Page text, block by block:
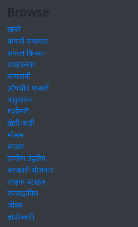
Browse
खबरें
कंपनी समाचार
सफल किसान
साक्षात्कार
बागवानी
औषधीय फसलें
पशुपालन
मशीनरी
खेती-बाड़ी
मौसम
बाजार
ग्रामीण उद्द्योग
सरकारी योजनाएं
लाइफ स्टाइल
सम्पादकीय
जॉब्स
डायरेक्टरी